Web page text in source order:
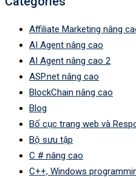
Affiliate Marketing nâng
AI Agent nâng cao
AI Agent nâng cao 2
ASP.net nâng cao
BlockChain nâng cao
Blog
Bố cục trang web và
Bộ sưu tập
C # nâng cao
C++, Windows